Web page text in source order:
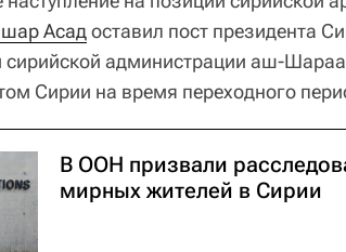
Асадоставил пост президента
сирийской администрации аш-
Сирии на время переходного
В ООН призвали
мирных жителей в Сирии